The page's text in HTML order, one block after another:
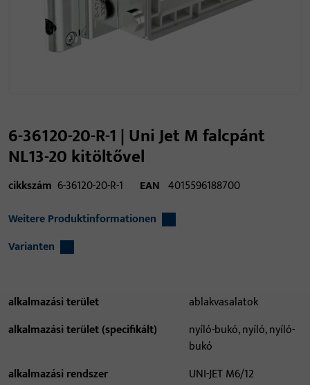
6-36120-20-R-1 | Uni Jet M falcpánt
NL13-20 kitöltővel
cikkszám 6-36120-20-R-1 EAN 4015596188700
Weitere Produktinformationen
Varianten
alkalmazási terület
ablakvasalatok
alkalmazási terület (specifikált)
nyíló-bukó, nyíló, nyíló-
bukó
alkalmazási rendszer
UNI-JET M6/12